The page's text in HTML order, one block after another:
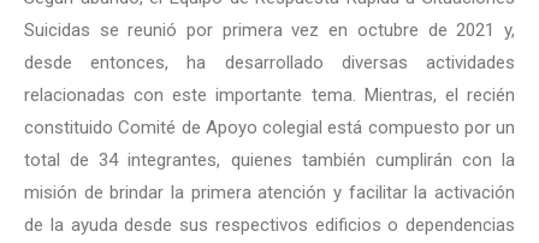
Suicidas se reunió por primera vez en octubre de 2021 y,
desde entonces, ha desarrollado diversas actividades
relacionadas con este importante tema. Mientras, el recién
constituido Comité de Apoyo colegial está compuesto por un
total de 34 integrantes, quienes también cumplirán con la
misión de brindar la primera atención y facilitar la activación
de la ayuda desde sus respectivos edificios o dependencias